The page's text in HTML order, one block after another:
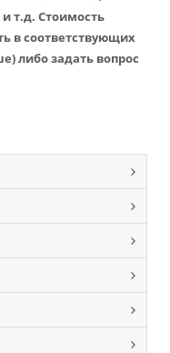
т.д. Стоимость
в соответствующих
либо задать вопрос